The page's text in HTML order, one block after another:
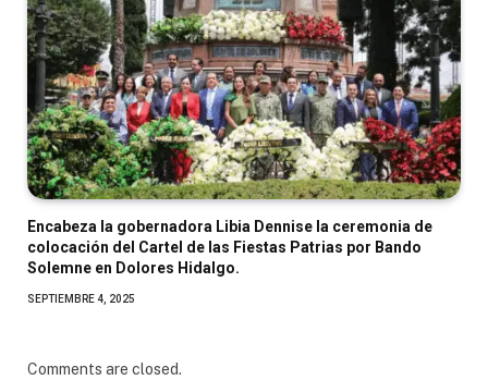
Encabeza la gobernadora Libia Dennise la ceremonia de
colocación del Cartel de las Fiestas Patrias por Bando
Solemne en Dolores Hidalgo.
SEPTIEMBRE 4, 2025
Comments are closed.